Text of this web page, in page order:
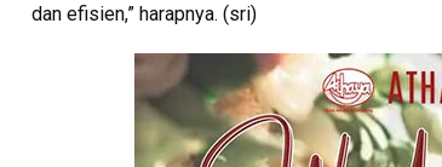
dan efisien,” harapnya. (sri)